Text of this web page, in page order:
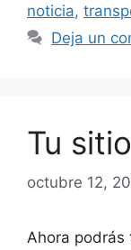
noticia,
Deja un
Tu
octubre 12,
Ahora podrás